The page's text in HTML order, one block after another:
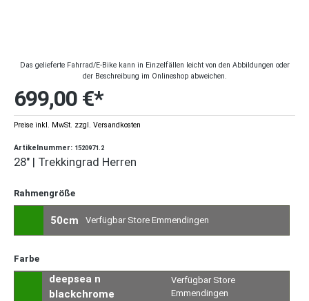
Das gelieferte Fahrrad/E-Bike kann in Einzelfällen leicht von den Abbildungen oder
der Beschreibung im Onlineshop abweichen.
699,00 €*
Preise inkl. MwSt. zzgl. Versandkosten
Artikelnummer: 1520971.2
28" | Trekkingrad Herren
Rahmengröße
50cm Verfügbar Store Emmendingen
Farbe
deepsea n
blackchrome
Verfügbar Store
Emmendingen